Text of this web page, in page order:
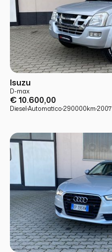
Isuzu
D-max
€ 10.600,00
Diesel·Automatico·290000km·2007